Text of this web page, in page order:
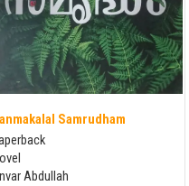
Samrudham
Abdullah